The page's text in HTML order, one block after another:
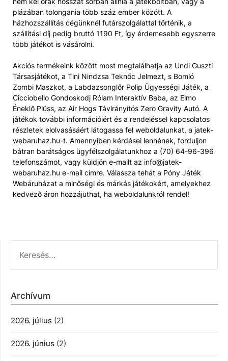
plázában tolongania több száz ember között. A
házhozszállítás cégünknél futárszolgálattal történik, a
szállítási díj pedig bruttó 1190 Ft, így érdemesebb egyszerre
több játékot is vásárolni.
Akciós termékeink között most megtalálhatja az Undi Guszti
Társasjátékot, a Tini Nindzsa Teknőc Jelmezt, s Bomló
Zombi Maszkot, a Labdazsonglőr Polip Ügyességi Játék, a
Cicciobello Gondoskodj Rólam Interaktív Baba, az Elmo
Éneklő Plüss, az Air Hogs Távirányítós Zero Gravity Autó. A
játékok további információiért és a rendeléssel kapcsolatos
részletek elolvasásáért látogassa fel weboldalunkat, a jatek-
webaruhaz.hu-t. Amennyiben kérdései lennének, forduljon
bátran barátságos ügyfélszolgálatunkhoz a (70) 64-96-396
telefonszámot, vagy küldjön e-mailt az info@jatek-
webaruhaz.hu e-mail címre. Válassza tehát a Póny Játék
Webáruházat a minőségi és márkás játékokért, amelyekhez
kedvező áron hozzájuthat, ha weboldalunkról rendel!
Archívum
2026. július (2)
2026. június (2)